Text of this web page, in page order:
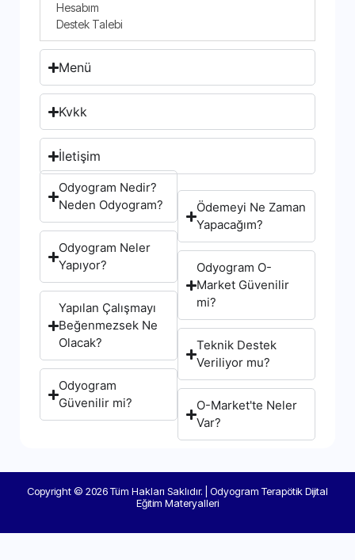
Hesabım
Destek Talebi
Menü
Kvkk
İletişim
Odyogram Nedir?
Neden Odyogram?
Odyogram Neler
Yapıyor?
Yapılan Çalışmayı
Beğenmezsek Ne
Olacak?
Odyogram
Güvenilir mi?
Ödemeyi Ne Zaman
Yapacağım?
Odyogram O-
Market Güvenilir
mi?
Teknik Destek
Veriliyor mu?
O-Market'te Neler
Var?
Copyright © 2026 Tüm Hakları Saklıdır. | Odyogram Terapötik Dijital
Eğitim Materyalleri